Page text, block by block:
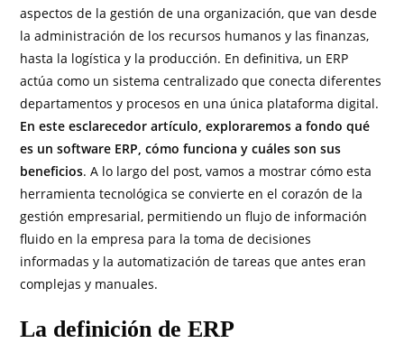
aspectos de la gestión de una organización, que van desde
la administración de los recursos humanos y las finanzas,
hasta la logística y la producción. En definitiva, un ERP
actúa como un sistema centralizado que conecta diferentes
departamentos y procesos en una única plataforma digital.
En este esclarecedor artículo, exploraremos a fondo qué
es un software ERP, cómo funciona y cuáles son sus
beneficios. A lo largo del post, vamos a mostrar cómo esta
herramienta tecnológica se convierte en el corazón de la
gestión empresarial, permitiendo un flujo de información
fluido en la empresa para la toma de decisiones
informadas y la automatización de tareas que antes eran
complejas y manuales.
La definición de ERP